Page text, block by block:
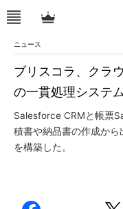
ニュース
ブリスコラ、クラ
の一貫処理システ
Salesforce CRMと帳票
積書や納品書の作成か
を構築した。